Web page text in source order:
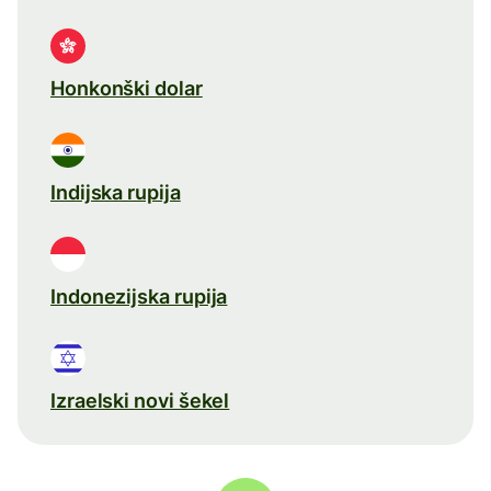
Honkonški dolar
Indijska rupija
Indonezijska rupija
Izraelski novi šekel